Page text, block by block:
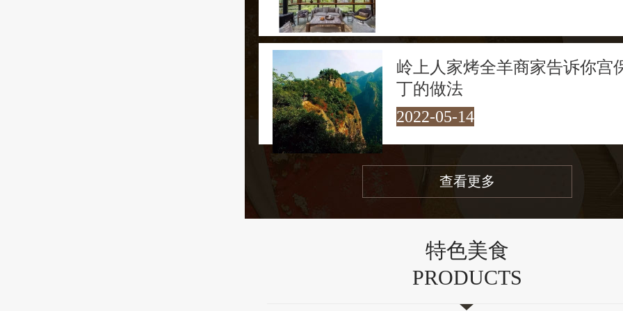
岭上人家烤全羊商家告诉你宫
丁的做法
2022-05-14
查看更多
特色美食
PRODUCTS